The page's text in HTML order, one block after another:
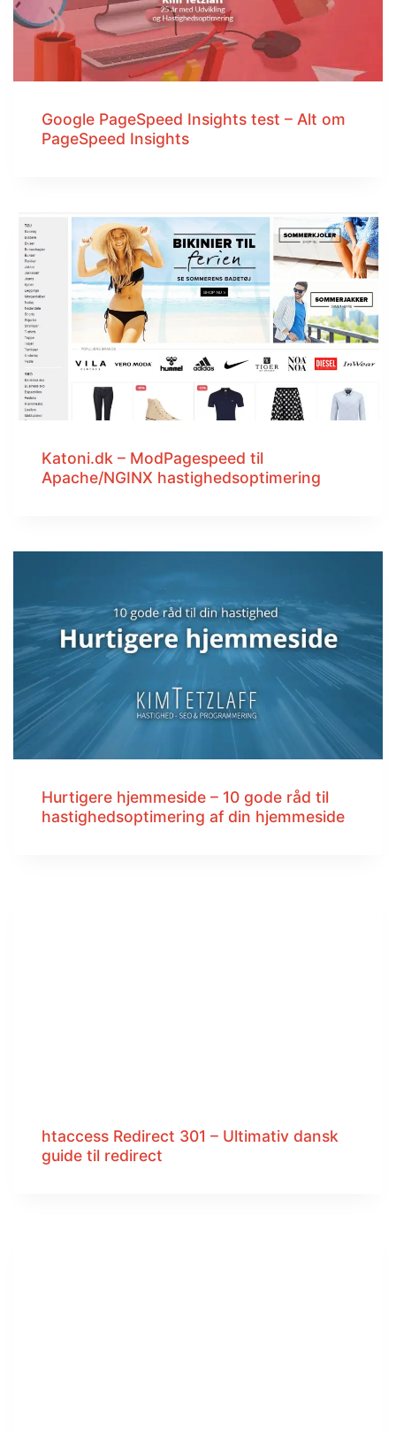
Google PageSpeed Insights test – Alt om
PageSpeed Insights
Katoni.dk – ModPagespeed til
Apache/NGINX hastighedsoptimering
Hurtigere hjemmeside – 10 gode råd til
hastighedsoptimering af din hjemmeside
htaccess Redirect 301 – Ultimativ dansk
guide til redirect